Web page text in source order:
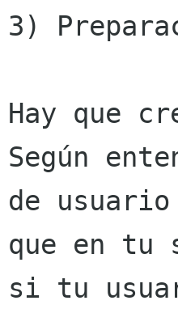
3)
Hay que
Según
de
que en
si tu